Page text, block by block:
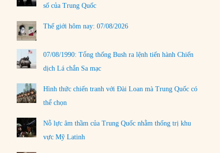
số của Trung Quốc
Thế giới hôm nay: 07/08/2026
07/08/1990: Tổng thống Bush ra lệnh tiến hành Chiến
dịch Lá chắn Sa mạc
Hình thức chiến tranh với Đài Loan mà Trung Quốc có
thể chọn
Nỗ lực âm thầm của Trung Quốc nhằm thống trị khu
vực Mỹ Latinh